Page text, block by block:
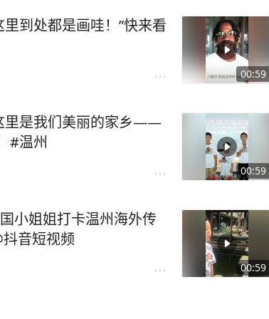
00:59
到处都是画哇！”快来看
00:59
里是我们美丽的家乡——
#温州
00:59
小姐姐打卡温州海外传
音短视频